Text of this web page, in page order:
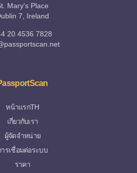
Mary's Place
7, Ireland
20 4536 7828
หน้าแรกTH
เกี่ยวกับเรา
ผู้จัดจำหน่าย
ารเชื่อมต่อระบบ
ราคา